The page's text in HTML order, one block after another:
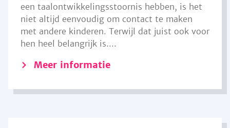
een taalontwikkelingsstoornis hebben, is het
niet altijd eenvoudig om contact te maken
met andere kinderen. Terwijl dat juist ook voor
hen heel belangrijk is....
Meer informatie